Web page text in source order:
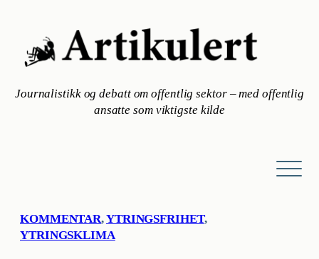
innhold
Journalistikk og debatt om offentlig sektor – med offentlig
ansatte som viktigste kilde
KOMMENTAR, YTRINGSFRIHET ,
YTRINGSKLIMA